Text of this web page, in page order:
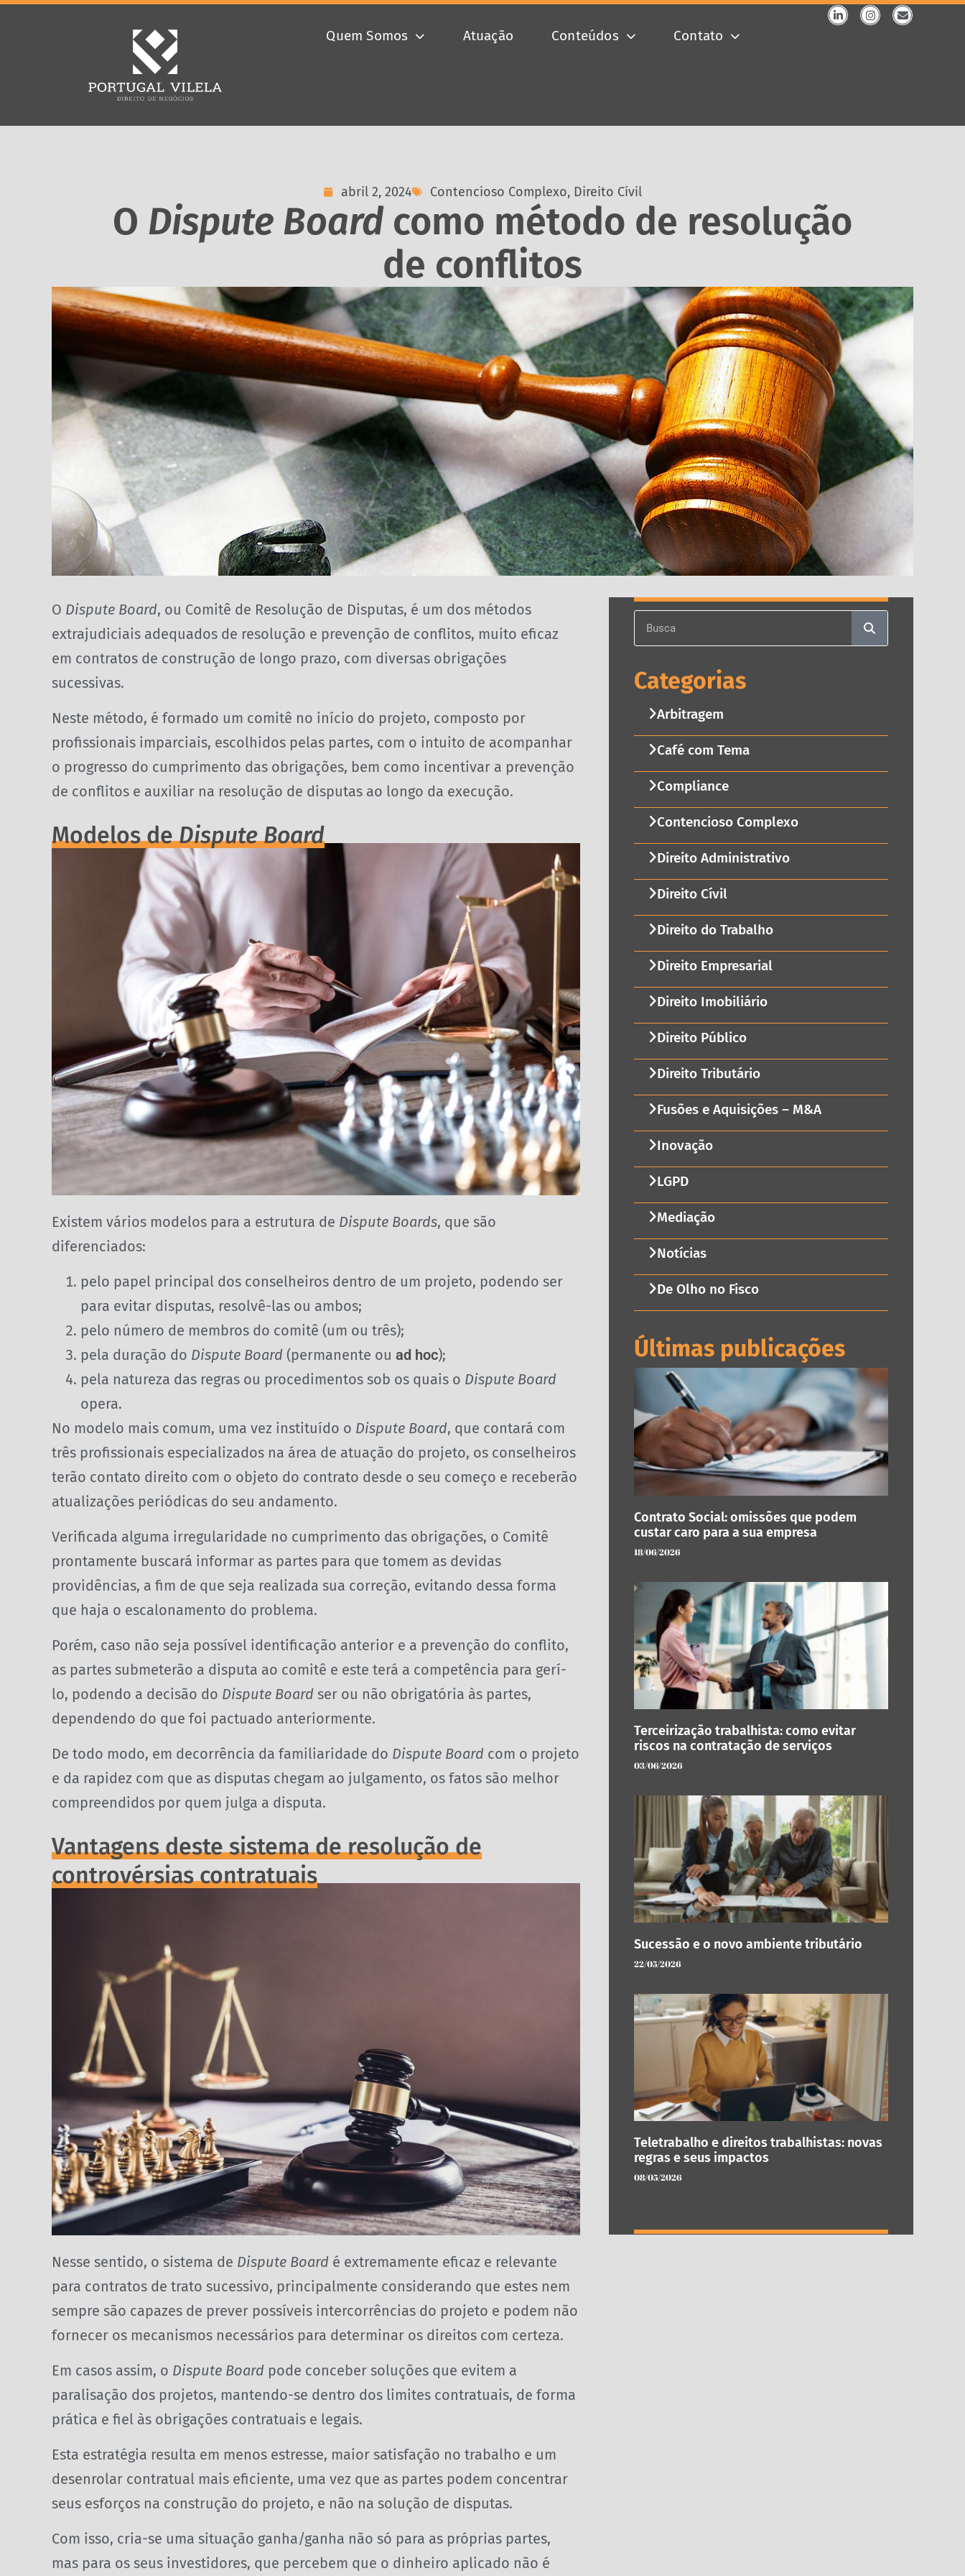
Quem Somos Atuação Conteúdos Contato
abril 2, 2024 Contencioso Complexo, Direito Cívil
O Dispute Boardcomo método de resolução
de conflitos
O Dispute Board, ou Comitê de Resolução de Disputas, é um dos métodos
extrajudiciais adequados de resolução e prevenção de conflitos, muito eficaz
em contratos de construção de longo prazo, com diversas obrigações
sucessivas.
Neste método, é formado um comitê no início do projeto, composto por
profissionais imparciais, escolhidos pelas partes, com o intuito de acompanhar
o progresso do cumprimento das obrigações, bem como incentivar a prevenção
de conflitos e auxiliar na resolução de disputas ao longo da execução.
Modelos deDispute Board
Existem vários modelos para a estrutura de Dispute Boards, que são
diferenciados:
pelo papel principal dos conselheiros dentro de um projeto, podendo ser
para evitar disputas, resolvê-las ou ambos;
pelo número de membros do comitê (um ou três);
pela duração do Dispute Board (permanente ou ad hoc);
pela natureza das regras ou procedimentos sob os quais o Dispute Board
opera.
No modelo mais comum, uma vez instituído o Dispute Board, que contará com
três profissionais especializados na área de atuação do projeto, os conselheiros
terão contato direito com o objeto do contrato desde o seu começo e receberão
atualizações periódicas do seu andamento.
Verificada alguma irregularidade no cumprimento das obrigações, o Comitê
prontamente buscará informar as partes para que tomem as devidas
providências, a fim de que seja realizada sua correção, evitando dessa forma
que haja o escalonamento do problema.
Porém, caso não seja possível identificação anterior e a prevenção do conflito,
as partes submeterão a disputa ao comitê e este terá a competência para gerí-
lo, podendo a decisão do Dispute Board ser ou não obrigatória às partes,
dependendo do que foi pactuado anteriormente.
De todo modo, em decorrência da familiaridade do Dispute Board com o projeto
e da rapidez com que as disputas chegam ao julgamento, os fatos são melhor
compreendidos por quem julga a disputa.
Vantagens deste sistema de resolução de
controvérsias contratuais
Nesse sentido, o sistema de Dispute Board é extremamente eficaz e relevante
para contratos de trato sucessivo, principalmente considerando que estes nem
sempre são capazes de prever possíveis intercorrências do projeto e podem não
fornecer os mecanismos necessários para determinar os direitos com certeza.
Em casos assim, o Dispute Board pode conceber soluções que evitem a
paralisação dos projetos, mantendo-se dentro dos limites contratuais, de forma
prática e fiel às obrigações contratuais e legais.
Esta estratégia resulta em menos estresse, maior satisfação no trabalho e um
desenrolar contratual mais eficiente, uma vez que as partes podem concentrar
seus esforços na construção do projeto, e não na solução de disputas.
Com isso, cria-se uma situação ganha/ganha não só para as próprias partes,
mas para os seus investidores, que percebem que o dinheiro aplicado não é
Categorias
Arbitragem
Café com Tema
Compliance
Contencioso Complexo
Direito Administrativo
Direito Cívil
Direito do Trabalho
Direito Empresarial
Direito Imobiliário
Direito Público
Direito Tributário
Fusões e Aquisições – M&A
Inovação
LGPD
Mediação
Notícias
De Olho no Fisco
Últimas publicações
Contrato Social: omissões que podem
custar caro para a sua empresa
18/06/2026
Terceirização trabalhista: como evitar
riscos na contratação de serviços
03/06/2026
Sucessão e o novo ambiente tributário
22/05/2026
Teletrabalho e direitos trabalhistas: novas
regras e seus impactos
08/05/2026